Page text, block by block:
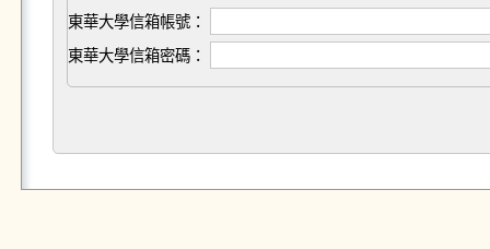
東華大學信箱帳號：
東華大學信箱密碼：